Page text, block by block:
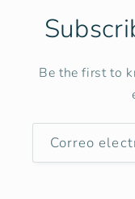
Be the first to
Correo